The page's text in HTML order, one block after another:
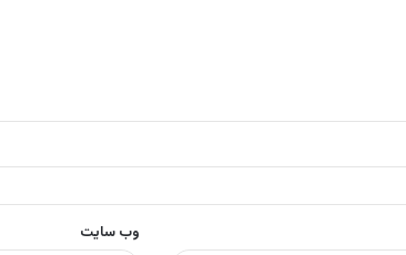
وب‌ سایت